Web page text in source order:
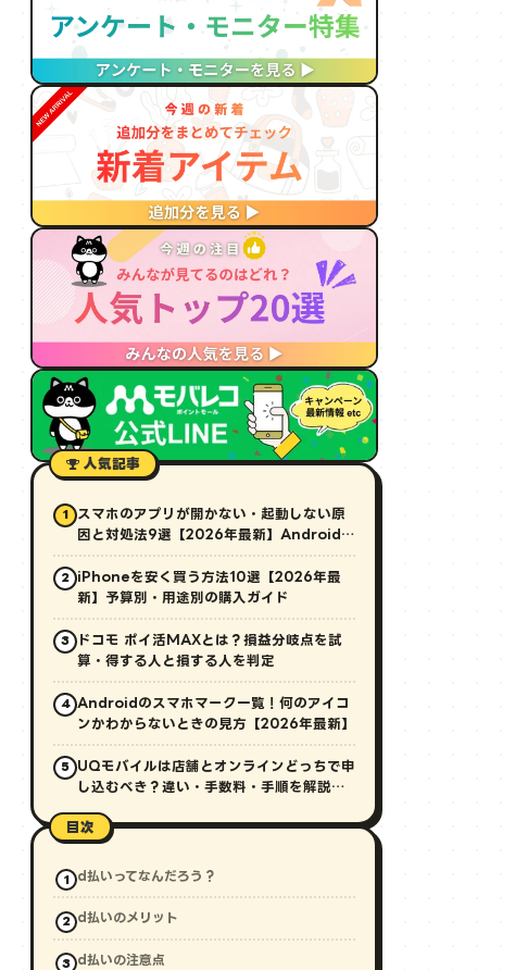
人気記事
1
スマホのアプリが開かない・起動しない原
因と対処法9選【2026年最新】Android・
iPhone対応
2
iPhoneを安く買う方法10選【2026年最
新】予算別・用途別の購入ガイド
3
ドコモ ポイ活MAXとは？損益分岐点を試
算・得する人と損する人を判定
4
Androidのスマホマーク一覧！何のアイコ
ンかわからないときの見方【2026年最新】
5
UQモバイルは店舗とオンラインどっちで申
し込むべき？違い・手数料・手順を解説
目次
d払いってなんだろう？
d払いのメリット
d払いの注意点